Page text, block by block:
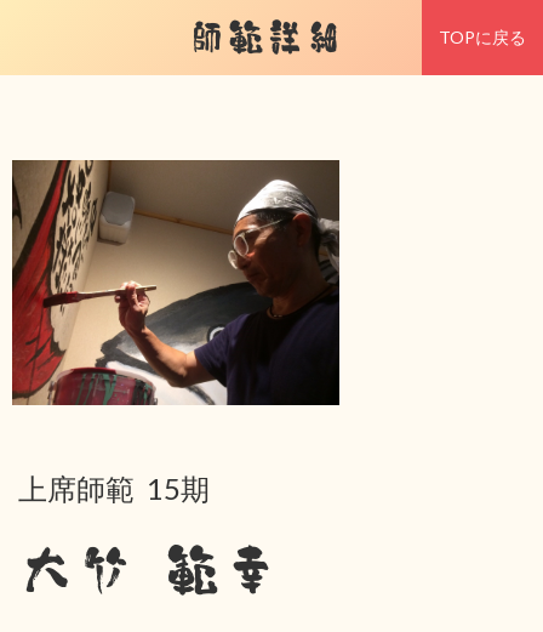
師範詳細 TOPに戻る
上席師範 15期
大竹 範幸